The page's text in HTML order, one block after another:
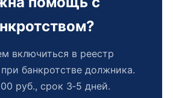
включиться в реестр
банкротстве должника.
руб., срок 3‑5 дней.